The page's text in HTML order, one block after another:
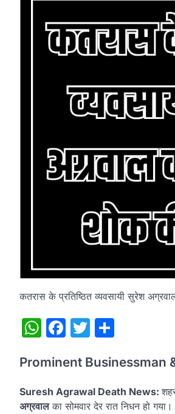
कतरास के प्रतिष्ठित व्यवसायी सुरेश
WhatsApp
Facebook
Twitter
Prominent Businessman
Suresh Agrawal Death News:
अग्रवालका सोमवार देर रात निधन हो